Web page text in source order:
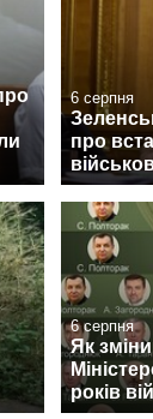
6 серпня
про
6 серпня
Як
років